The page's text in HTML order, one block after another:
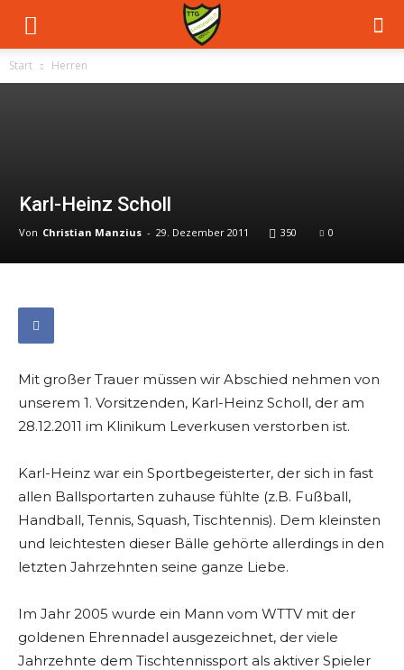
Start Herren
Karl-Heinz Scholl
Von Christian Manzius - 29. Dezember 2011 350 0
Mit großer Trauer müssen wir Abschied nehmen von
unserem 1. Vorsitzenden, Karl-Heinz Scholl, der am
28.12.2011 im Klinikum Leverkusen verstorben ist.
Karl-Heinz war ein Sportbegeisterter, der sich in fast
allen Ballsportarten zuhause fühlte (z.B. Fußball,
Handball, Tennis, Squash, Tischtennis). Dem kleinsten
und leichtesten dieser Bälle gehörte allerdings in den
letzten Jahrzehnten seine ganze Liebe.
Im Jahr 2005 wurde ein Mann vom WTTV mit der
goldenen Ehrennadel ausgezeichnet, der viele
Jahrzehnte dem Tischtennissport als aktiver Spieler